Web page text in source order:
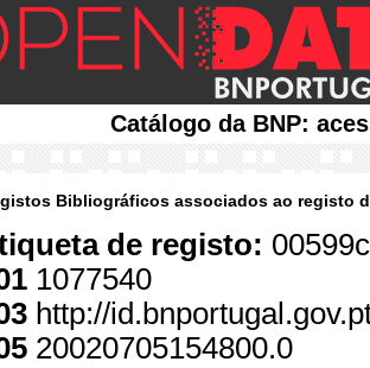
Catálogo da BNP:
Bibliográficos associados ao registo
de registo:
1077540
http://
20020705154800.0